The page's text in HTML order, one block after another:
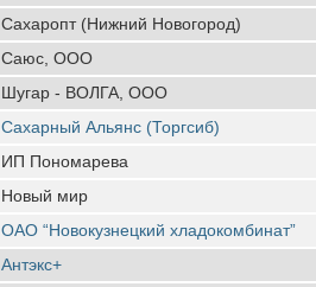
Сахаропт (Нижний Новогород)
Саюс, ООО
Шугар - ВОЛГА, ООО
Сахарный Альянс (Торгсиб)
ИП Пономарева
Новый мир
ОАО “Новокузнецкий хладокомбинат”
Антэкс+